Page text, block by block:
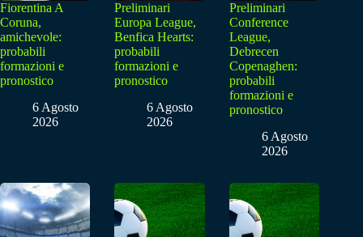
Fiorentina A
Coruna,
amichevole:
probabili
formazioni e
pronostico
6 Agosto
2026
Preliminari
Europa League,
Benfica Hearts:
probabili
formazioni e
pronostico
6 Agosto
2026
Preliminari
Conference
League,
Debrecen
Copenaghen:
probabili
formazioni e
pronostico
6 Agosto
2026